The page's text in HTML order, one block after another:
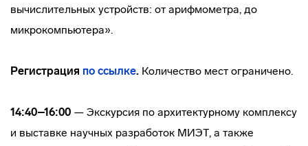
вычислительных устройств: от арифмометра, до
микрокомпьютера».
Регистрация по ссылке. Количество мест ограничено.
14:40–16:00 — Экскурсия по архитектурному комплексу
и выставке научных разработок МИЭТ, а также